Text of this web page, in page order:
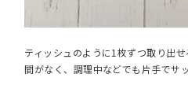
ティッシュのように1枚ずつ取り出
間がなく、調理中などでも片手でサ